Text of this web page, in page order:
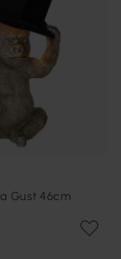
Gust 46cm